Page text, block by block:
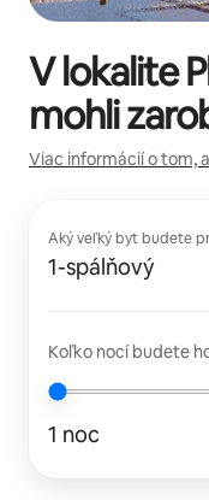
V lokalite
mohli
Viac informácií o tom,
Aký veľký byt budete
1-spálňový
Koľko nocí budete
1 noc